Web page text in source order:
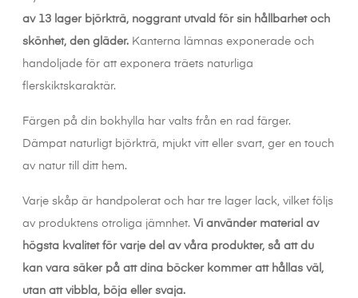
av 13 lager björkträ, noggrant utvald för sin hållbarhet och
skönhet, den gläder. Kanterna lämnas exponerade och
handoljade för att exponera träets naturliga
flerskiktskaraktär.
Färgen på din bokhylla har valts från en rad färger.
Dämpat naturligt björkträ, mjukt vitt eller svart, ger en touch
av natur till ditt hem.
Varje skåp är handpolerat och har tre lager lack, vilket följs
av produktens otroliga jämnhet. Vi använder material av
högsta kvalitet för varje del av våra produkter, så att du
kan vara säker på att dina böcker kommer att hållas väl,
utan att vibbla, böja eller svaja.